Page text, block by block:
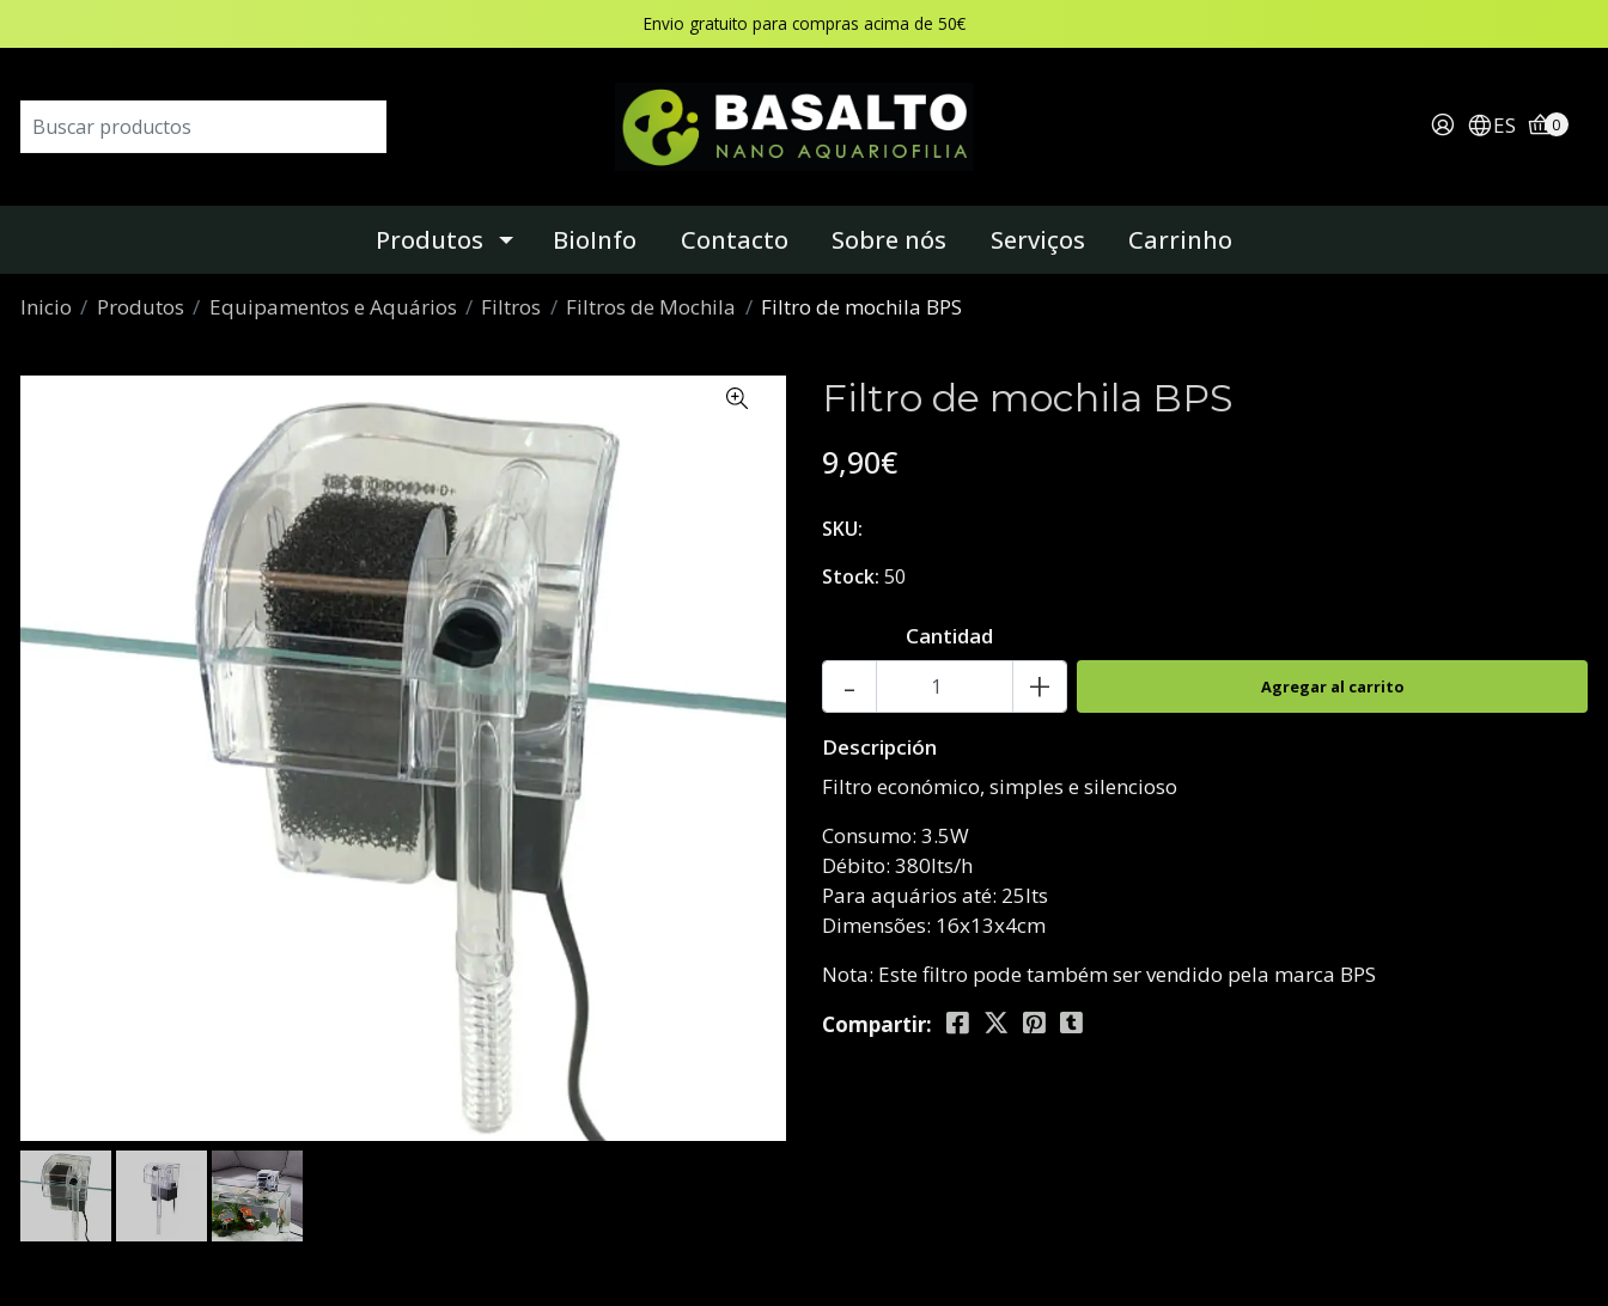
Envio gratuito para compras acima de 50€
ES 0
Produtos BioInfo Contacto Sobre nós Serviços Carrinho
Inicio Produtos Equipamentos e Aquários Filtros Filtros de Mochila Filtro de mochila BPS
Filtro de mochila BPS
9,90€
SKU:
Stock: 50
Cantidad
- +
Descripción
Filtro económico, simples e silencioso
Consumo: 3.5W
Débito: 380lts/h
Para aquários até: 25lts
Dimensões: 16x13x4cm
Nota: Este filtro pode também ser vendido pela marca BPS
Compartir: